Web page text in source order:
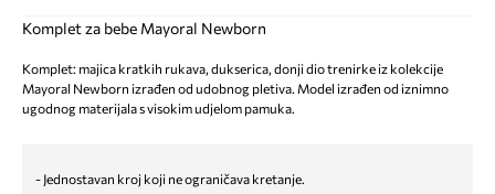
Komplet za bebe Mayoral Newborn
Komplet: majica kratkih rukava, dukserica, donji dio trenirke iz kolekcije
Mayoral Newborn izrađen od udobnog pletiva. Model izrađen od iznimno
ugodnog materijala s visokim udjelom pamuka.
- Jednostavan kroj koji ne ograničava kretanje.